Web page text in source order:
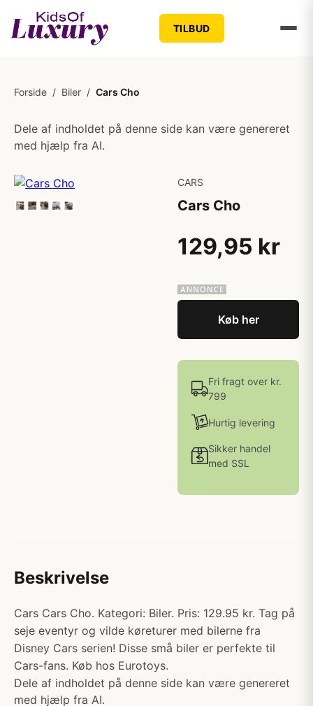
TILBUD
Forside / Biler / Cars Cho
Dele af indholdet på denne side kan være genereret
med hjælp fra AI.
CARS
Cars Cho
129,95 kr
Køb her
Fri fragt over kr.
799
Hurtig levering
Sikker handel
med SSL
Beskrivelse
Cars Cars Cho. Kategori: Biler. Pris: 129.95 kr. Tag på
seje eventyr og vilde køreturer med bilerne fra
Disney Cars serien! Disse små biler er perfekte til
Cars-fans. Køb hos Eurotoys.
Dele af indholdet på denne side kan være genereret
med hjælp fra AI.